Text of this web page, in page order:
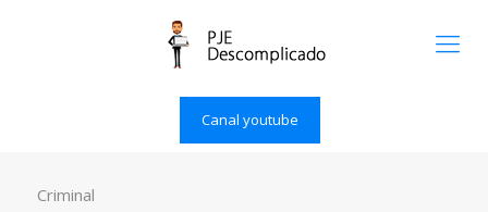
Canal youtube
Criminal